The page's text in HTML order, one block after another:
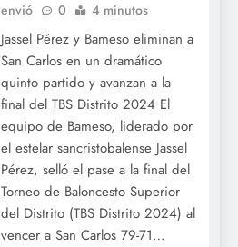
envió
0 4 minutos
Jassel Pérez y Bameso eliminan a
San Carlos en un dramático
quinto partido y avanzan a la
final del TBS Distrito 2024 El
equipo de Bameso, liderado por
el estelar sancristobalense Jassel
Pérez, selló el pase a la final del
Torneo de Baloncesto Superior
del Distrito (TBS Distrito 2024) al
vencer a San Carlos 79-71…